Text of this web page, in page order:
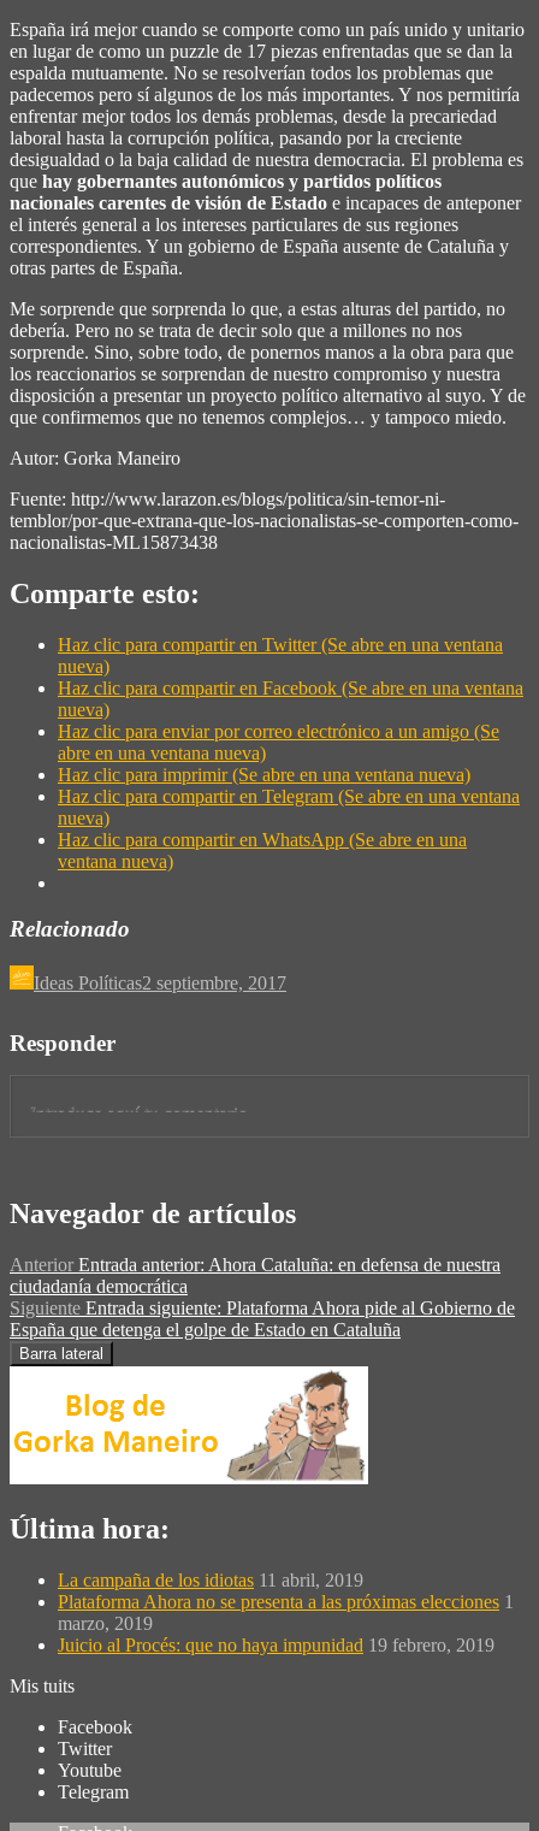
España irá mejor cuando se comporte como un país unido y unitario
en lugar de como un puzzle de 17 piezas enfrentadas que se dan la
espalda mutuamente. No se resolverían todos los problemas que
padecemos pero sí algunos de los más importantes. Y nos permitiría
enfrentar mejor todos los demás problemas, desde la precariedad
laboral hasta la corrupción política, pasando por la creciente
desigualdad o la baja calidad de nuestra democracia. El problema es
que hay gobernantes autonómicos y partidos políticos
nacionales carentes de visión de Estado e incapaces de anteponer
el interés general a los intereses particulares de sus regiones
correspondientes. Y un gobierno de España ausente de Cataluña y
otras partes de España.
Me sorprende que sorprenda lo que, a estas alturas del partido, no
debería. Pero no se trata de decir solo que a millones no nos
sorprende. Sino, sobre todo, de ponernos manos a la obra para que
los reaccionarios se sorprendan de nuestro compromiso y nuestra
disposición a presentar un proyecto político alternativo al suyo. Y de
que confirmemos que no tenemos complejos… y tampoco miedo.
Autor: Gorka Maneiro
Fuente: http://www.larazon.es/blogs/politica/sin-temor-ni-
temblor/por-que-extrana-que-los-nacionalistas-se-comporten-como-
nacionalistas-ML15873438
Comparte esto:
Haz clic para compartir en Twitter (Se abre en una ventana
nueva)
Haz clic para compartir en Facebook (Se abre en una ventana
nueva)
Haz clic para enviar por correo electrónico a un amigo (Se
abre en una ventana nueva)
Haz clic para imprimir (Se abre en una ventana nueva)
Haz clic para compartir en Telegram (Se abre en una ventana
nueva)
Haz clic para compartir en WhatsApp (Se abre en una
ventana nueva)
Relacionado
Ideas Políticas2 septiembre, 2017
Responder
Navegador de artículos
Anterior Entrada anterior: Ahora Cataluña: en defensa de nuestra
ciudadanía democrática
Siguiente Entrada siguiente: Plataforma Ahora pide al Gobierno de
España que detenga el golpe de Estado en Cataluña
Barra lateral
Última hora:
La campaña de los idiotas 11 abril, 2019
Plataforma Ahora no se presenta a las próximas elecciones 1
marzo, 2019
Juicio al Procés: que no haya impunidad 19 febrero, 2019
Mis tuits
Facebook
Twitter
Youtube
Telegram